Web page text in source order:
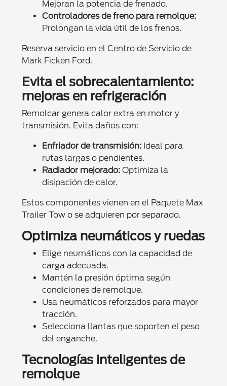
Mejoran la potencia de frenado.
Controladores de freno para remolque:
Prolongan la vida útil de los frenos.
Reserva servicio en el Centro de Servicio de
Mark Ficken Ford.
Evita el sobrecalentamiento:
mejoras en refrigeración
Remolcar genera calor extra en motor y
transmisión. Evita daños con:
Enfriador de transmisión: Ideal para
rutas largas o pendientes.
Radiador mejorado: Optimiza la
disipación de calor.
Estos componentes vienen en el Paquete Max
Trailer Tow o se adquieren por separado.
Optimiza neumáticos y ruedas
Elige neumáticos con la capacidad de
carga adecuada.
Mantén la presión óptima según
condiciones de remolque.
Usa neumáticos reforzados para mayor
tracción.
Selecciona llantas que soporten el peso
del enganche.
Tecnologías inteligentes de
remolque